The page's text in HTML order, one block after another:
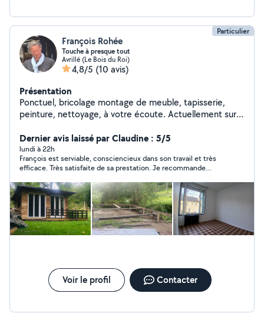
Particulier
François Rohée
Touche à presque tout
Avrillé (Le Bois du Roi)
4,8/5 (10 avis)
Présentation
Ponctuel, bricolage montage de meuble, tapisserie,
peinture, nettoyage, à votre écoute. Actuellement sur
sans prétention. À vous rencontrer et vous aider. Au
plaisir. François.
Dernier avis laissé par Claudine : 5/5
lundi à 22h
François est serviable, consciencieux dans son travail et très
efficace. Très satisfaite de sa prestation. Je recommande
Voir le profil Contacter